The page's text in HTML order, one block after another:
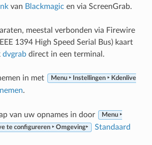
van Blackmagic en via ScreenGrab.
meestal verbonden via Firewire
1394 High Speed Serial Bus) kaart
dvgrabdirect in een terminal.
in met Menu ‣ Instellingen ‣ Kdenlive
.
van uw opnames in door Menu ‣
te configureren ‣ Omgeving‣
Standaard